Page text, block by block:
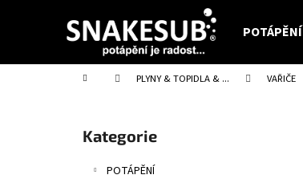
POTÁPĚNÍ
Domů PLYNY & TOPIDLA & ... VAŘIČE
Přeskočit
kategorie
Kategorie
POTÁPĚNÍ
í
Zpět
do
Zpět
do